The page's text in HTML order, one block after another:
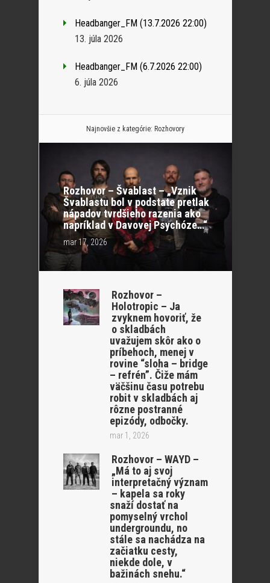
Headbanger_FM (13.7.2026 22:00)
13. júla 2026
Headbanger_FM (6.7.2026 22:00)
6. júla 2026
Najnovšie z kategórie: Rozhovory
Rozhovor – Švablast – „Vznik
Švablastu bol v podstate pretlak
nápadov tvrdšieho razenia ako
napríklad v Davovej Psychóze…“
mar 17, 2026
Rozhovor –
Holotropic – Ja
zvyknem hovoriť, že
o skladbách
uvažujem skôr ako o
príbehoch, menej v
rovine “sloha – bridge
– refrén”. Čiže mám
väčšinu času potrebu
robit v skladbách aj
rôzne postranné
epizódy, odbočky.
mar 1, 2026
Rozhovor – WAYD –
„Má to aj svoj
interpretačný význam
– kapela sa roky
snaží dostať na
pomyselný vrchol
undergroundu, no
stále sa nachádza na
začiatku cesty,
niekde dole, v
bažinách snehu.“